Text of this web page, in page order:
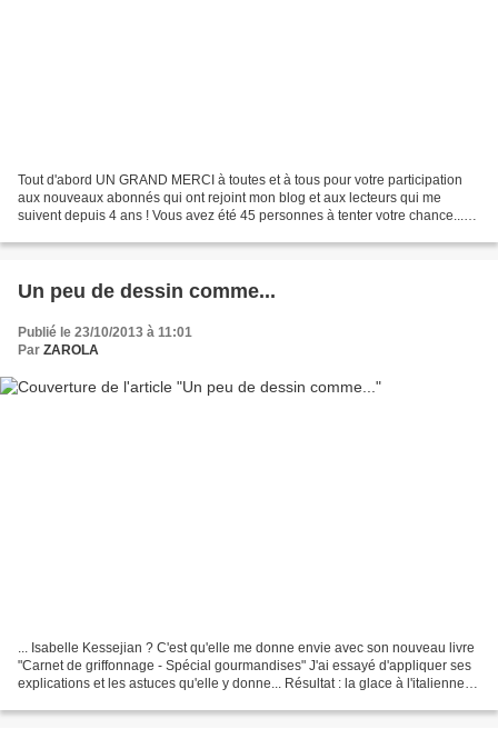
Tout d'abord UN GRAND MERCI à toutes et à tous pour votre participation
aux nouveaux abonnés qui ont rejoint mon blog et aux lecteurs qui me
suivent depuis 4 ans ! Vous avez été 45 personnes à tenter votre chance...
Un peu de dessin comme...
Publié le 23/10/2013 à 11:01
Par ZAROLA
... Isabelle Kessejian ? C'est qu'elle me donne envie avec son nouveau livre
"Carnet de griffonnage - Spécial gourmandises" J'ai essayé d'appliquer ses
explications et les astuces qu'elle y donne... Résultat : la glace à l'italienne